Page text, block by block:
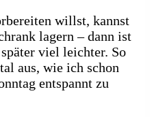
willst, kannst
lagern – dann ist
viel leichter. So
aus, wie ich schon
entspannt zu